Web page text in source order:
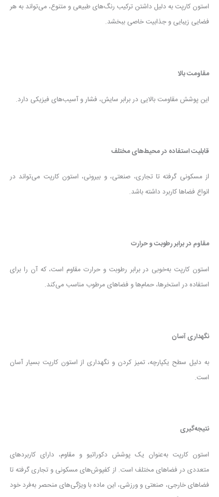
استون کارپت به دلیل داشتن ترکیب رنگ‌های طبیعی و متنوع، می‌تواند به هر
فضایی زیبایی و جذابیت خاصی ببخشد.
مقاومت بالا
این پوشش مقاومت بالایی در برابر سایش، فشار و آسیب‌های فیزیکی دارد.
قابلیت استفاده در محیط‌های مختلف
از مسکونی گرفته تا تجاری، صنعتی، و بیرونی، استون کارپت می‌تواند در
انواع فضاها کاربرد داشته باشد.
مقاوم در برابر رطوبت و حرارت
استون کارپت به‌خوبی در برابر رطوبت و حرارت مقاوم است، که آن را برای
استفاده در استخرها، حمام‌ها و فضاهای مرطوب مناسب می‌کند.
نگهداری آسان
به دلیل سطح یکپارچه، تمیز کردن و نگهداری از استون کارپت بسیار آسان
است.
نتیجه‌گیری
استون کارپت به‌عنوان یک پوشش دکوراتیو و مقاوم، دارای کاربردهای
متعددی در فضاهای مختلف است. از کفپوش‌های مسکونی و تجاری گرفته تا
فضاهای خارجی، صنعتی و ورزشی، این ماده با ویژگی‌های منحصر به‌فرد خود